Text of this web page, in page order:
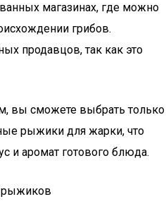
магазинах, где можно
грибов.
продавцов, так как это
вы сможете выбрать только
рыжики для жарки, что
и аромат готового блюда.
рыжиков